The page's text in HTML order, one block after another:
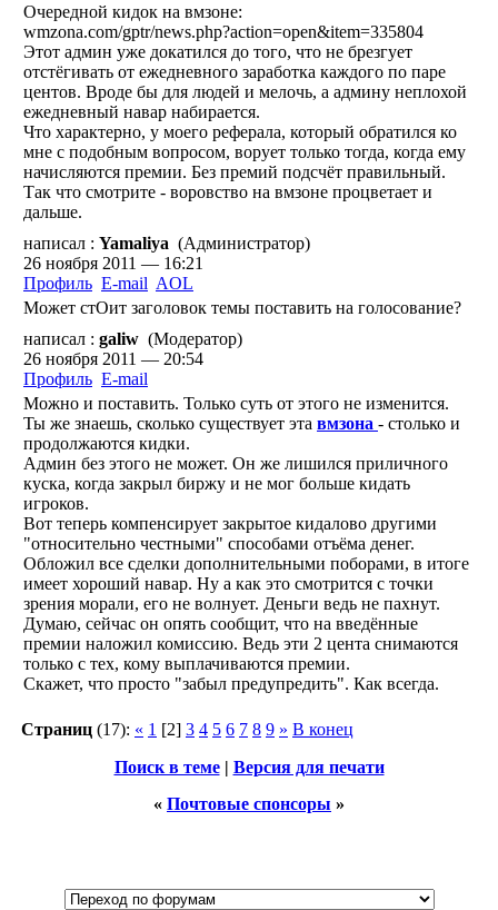
Очередной кидок на вмзоне:
wmzona.com/gptr/news.php?action=open&item=335804
Этот админ уже докатился до того, что не брезгует
отстёгивать от ежедневного заработка каждого по паре
центов. Вроде бы для людей и мелочь, а админу неплохой
ежедневный навар набирается.
Что характерно, у моего реферала, который обратился ко
мне с подобным вопросом, ворует только тогда, когда ему
начисляются премии. Без премий подсчёт правильный.
Так что смотрите - воровство на вмзоне процветает и
дальше.
написал : Yamaliya (Администратор)
26 ноября 2011 — 16:21
Профиль E-mail AOL
Может стОит заголовок темы поставить на голосование?
написал : galiw (Модератор)
26 ноября 2011 — 20:54
Профиль E-mail
Можно и поставить. Только суть от этого не изменится.
Ты же знаешь, сколько существует эта вмзона - столько и
продолжаются кидки.
Админ без этого не может. Он же лишился приличного
куска, когда закрыл биржу и не мог больше кидать
игроков.
Вот теперь компенсирует закрытое кидалово другими
"относительно честными" способами отъёма денег.
Обложил все сделки дополнительными поборами, в итоге
имеет хороший навар. Ну а как это смотрится с точки
зрения морали, его не волнует. Деньги ведь не пахнут.
Думаю, сейчас он опять сообщит, что на введённые
премии наложил комиссию. Ведь эти 2 цента снимаются
только с тех, кому выплачиваются премии.
Скажет, что просто "забыл предупредить". Как всегда.
Страниц (17): « 1 [2] 3 4 5 6 7 8 9 » В конец
Поиск в теме| Версия для печати
« Почтовые спонсоры »